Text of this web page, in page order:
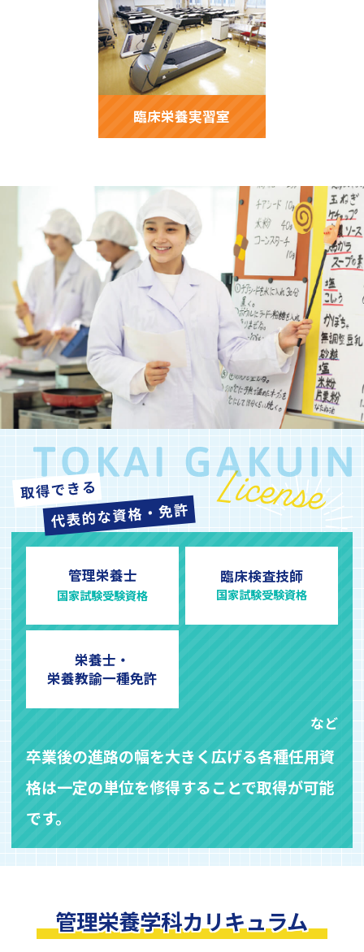
臨床栄養実習室
管理栄養士
国家試験受験資格
臨床検査技師
国家試験受験資格
栄養士・
栄養教諭一種免許
など
卒業後の進路の幅を大きく広げる各種任用資
格は一定の単位を修得することで取得が可能
です。
管理栄養学科カリキュラム